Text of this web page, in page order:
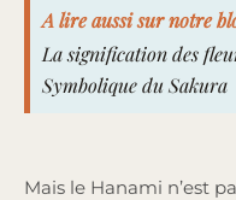
A lire aussi sur notre
La signification des
Symbolique du Sakura
Mais le Hanami n’est